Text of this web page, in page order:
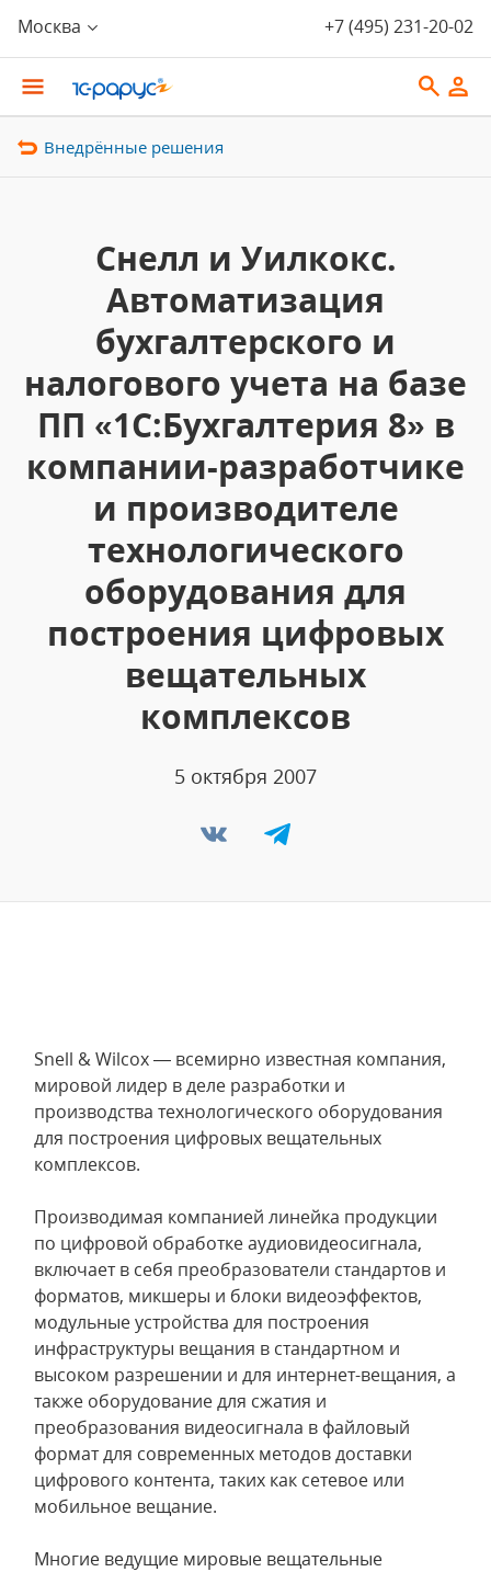
Москва +7 (495) 231-20-02
Внедрённые решения
Снелл и Уилкокс.
Автоматизация
бухгалтерского и
налогового учета на базе
ПП «1С:Бухгалтерия 8» в
компании-разработчике
и производителе
технологического
оборудования для
построения цифровых
вещательных
комплексов
5 октября 2007
Snell & Wilcox — всемирно известная компания,
мировой лидер в деле разработки и
производства технологического оборудования
для построения цифровых вещательных
комплексов.
Производимая компанией линейка продукции
по цифровой обработке аудиовидеосигнала,
включает в себя преобразователи стандартов и
форматов, микшеры и блоки видеоэффектов,
модульные устройства для построения
инфраструктуры вещания в стандартном и
высоком разрешении и для интернет-вещания, а
также оборудование для сжатия и
преобразования видеосигнала в файловый
формат для современных методов доставки
цифрового контента, таких как сетевое или
мобильное вещание.
Многие ведущие мировые вещательные